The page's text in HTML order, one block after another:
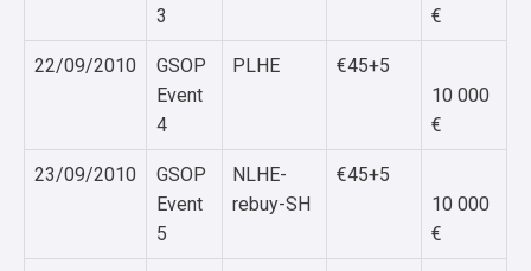
3
€
22/09/2010
GSOP
Event
4
PLHE
€45+5
10 000
€
23/09/2010
GSOP
Event
5
NLHE-
rebuy-SH
€45+5
10 000
€